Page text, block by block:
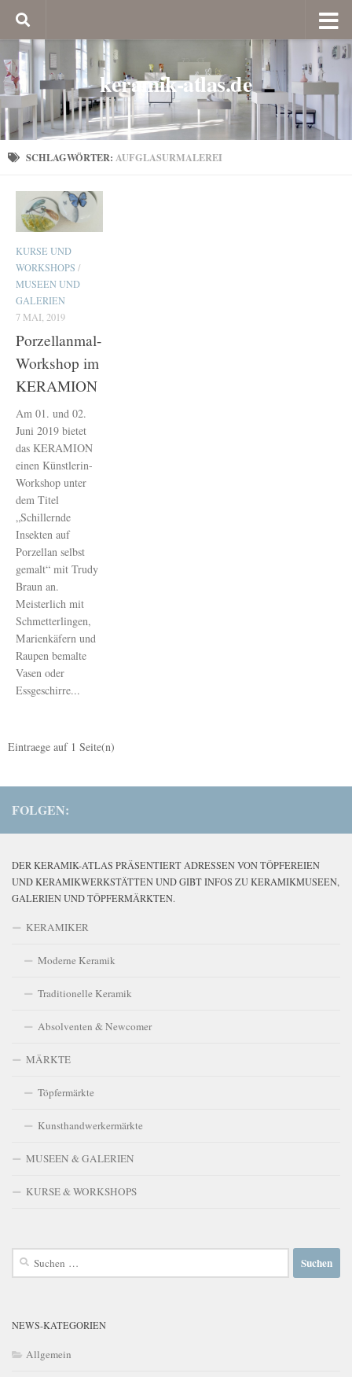
keramik-atlas.de
SCHLAGWÖRTER: AUFGLASURMALEREI
KURSE UND
WORKSHOPS /
MUSEEN UND
GALERIEN
7 MAI, 2019
Porzellanmal-
Workshop im
KERAMION
Am 01. und 02.
Juni 2019 bietet
das KERAMION
einen Künstlerin-
Workshop unter
dem Titel
„Schillernde
Insekten auf
Porzellan selbst
gemalt“ mit Trudy
Braun an.
Meisterlich mit
Schmetterlingen,
Marienkäfern und
Raupen bemalte
Vasen oder
Essgeschirre...
Eintraege auf 1 Seite(n)
FOLGEN:
DER KERAMIK-ATLAS PRÄSENTIERT ADRESSEN VON TÖPFEREIEN
UND KERAMIKWERKSTÄTTEN UND GIBT INFOS ZU KERAMIKMUSEEN,
GALERIEN UND TÖPFERMÄRKTEN.
KERAMIKER
Moderne Keramik
Traditionelle Keramik
Absolventen & Newcomer
MÄRKTE
Töpfermärkte
Kunsthandwerkermärkte
MUSEEN & GALERIEN
KURSE & WORKSHOPS
Suchen
NEWS-KATEGORIEN
Allgemein